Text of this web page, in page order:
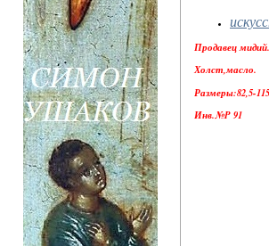
Продавец
Холст,масло.
Размеры:82,5-
Инв.№P 91